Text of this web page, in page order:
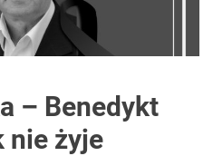
– Benedykt
nie żyje